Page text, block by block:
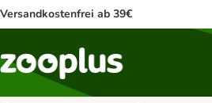
Versandkostenfrei ab 39€